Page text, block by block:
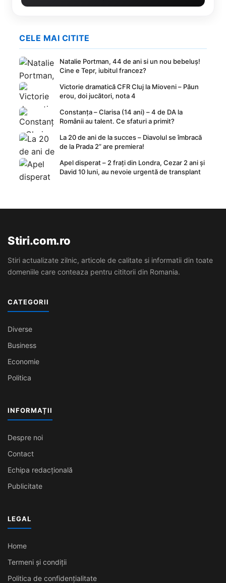
CELE MAI CITITE
Natalie Portman, 44 de ani si un nou bebeluș!
Cine e Tepr, iubitul francez?
Victorie dramatică CFR Cluj la Mioveni – Păun
erou, doi jucători, nota 4
Constanța – Clarisa (14 ani) – 4 de DA la
Românii au talent. Ce sfaturi a primit?
La 20 de ani de la succes – Diavolul se îmbracă
de la Prada 2” are premiera!
Apel disperat – 2 frați din Londra, Cezar 2 ani și
David 10 luni, au nevoie urgentă de transplant
Stiri.com.ro
Stiri actualizate zilnic, articole de calitate si informatii din toate
domeniile care conteaza pentru cititorii din Romania.
CATEGORII
Diverse
Business
Economie
Politica
INFORMAȚII
Despre noi
Contact
Echipa redacțională
Publicitate
LEGAL
Home
Termeni și condiții
Politica de confidențialitate